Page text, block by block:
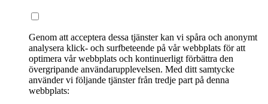
Genom att acceptera dessa tjänster kan vi spåra och anonymt
analysera klick- och surfbeteende på vår webbplats för att
optimera vår webbplats och kontinuerligt förbättra den
övergripande användarupplevelsen. Med ditt samtycke
använder vi följande tjänster från tredje part på denna
webbplats: